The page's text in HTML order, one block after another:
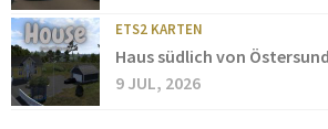
ETS2 KARTEN
Haus südlich von
9 JUL, 2026